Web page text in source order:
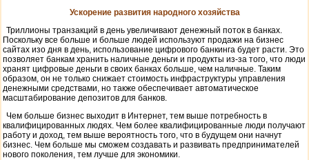
Ускорение развития народного хозяйства
Триллионы транзакций в день увеличивают денежный поток в банках.
Поскольку все больше и больше людей используют продажи на бизнес
сайтах изо дня в день, использование цифрового банкинга будет расти. Это
позволяет банкам хранить наличные деньги и продукты из-за того, что люди
хранят цифровые деньги в своих банках больше, чем наличные. Таким
образом, он не только снижает стоимость инфраструктуры управления
денежными средствами, но также обеспечивает автоматическое
масштабирование депозитов для банков.
Чем больше бизнес выходит в Интернет, тем выше потребность в
квалифицированных людях. Чем более квалифицированные люди получают
работу и доход, тем выше вероятность того, что в будущем они начнут
бизнес. Чем больше мы сможем создавать и развивать предпринимателей
нового поколения, тем лучше для экономики.